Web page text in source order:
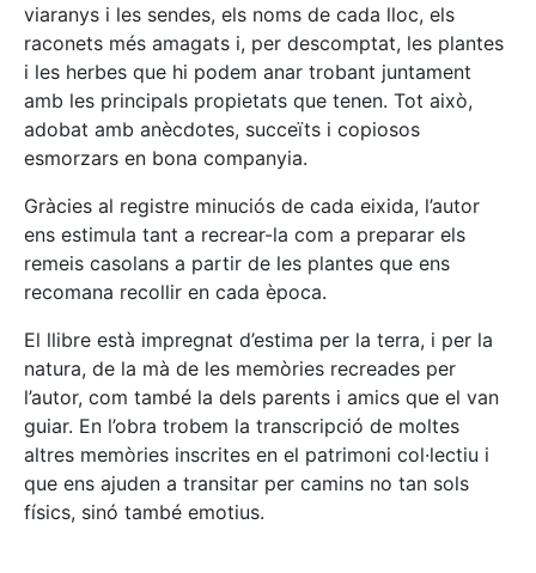
viaranys i les sendes, els noms de cada lloc, els
raconets més amagats i, per descomptat, les plantes
i les herbes que hi podem anar trobant juntament
amb les principals propietats que tenen. Tot això,
adobat amb anècdotes, succeïts i copiosos
esmorzars en bona companyia.
Gràcies al registre minuciós de cada eixida, l’autor
ens estimula tant a recrear-la com a preparar els
remeis casolans a partir de les plantes que ens
recomana recollir en cada època.
El llibre està impregnat d’estima per la terra, i per la
natura, de la mà de les memòries recreades per
l’autor, com també la dels parents i amics que el van
guiar. En l’obra trobem la transcripció de moltes
altres memòries inscrites en el patrimoni col·lectiu i
que ens ajuden a transitar per camins no tan sols
físics, sinó també emotius.